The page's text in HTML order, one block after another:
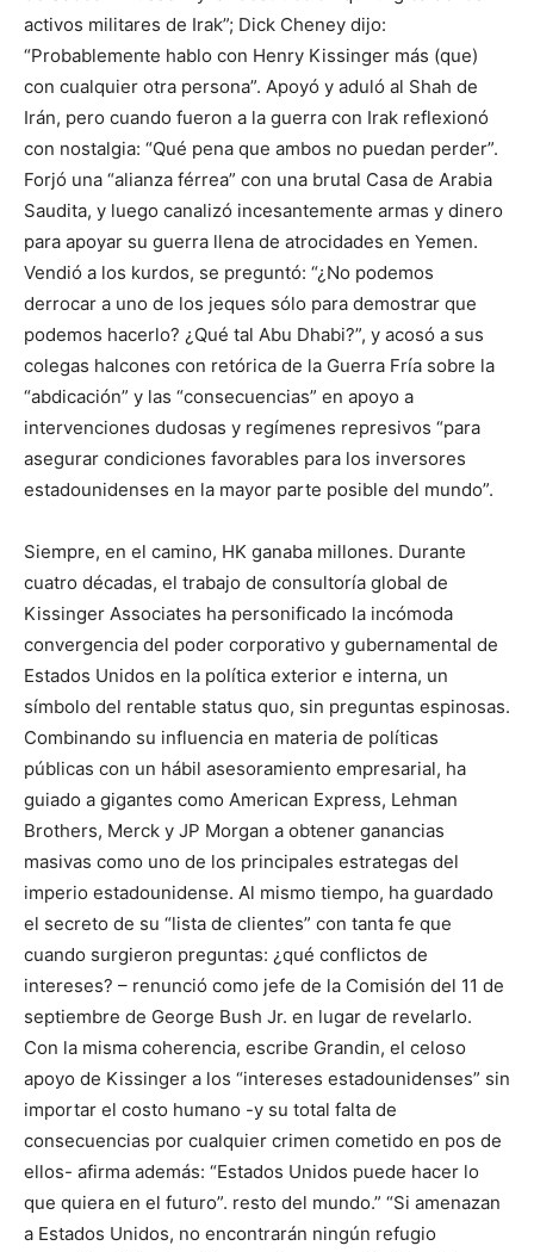
activos militares de Irak”; Dick Cheney dijo:
“Probablemente hablo con Henry Kissinger más (que)
con cualquier otra persona”. Apoyó y aduló al Shah de
Irán, pero cuando fueron a la guerra con Irak reflexionó
con nostalgia: “Qué pena que ambos no puedan perder”.
Forjó una “alianza férrea” con una brutal Casa de Arabia
Saudita, y luego canalizó incesantemente armas y dinero
para apoyar su guerra llena de atrocidades en Yemen.
Vendió a los kurdos, se preguntó: “¿No podemos
derrocar a uno de los jeques sólo para demostrar que
podemos hacerlo? ¿Qué tal Abu Dhabi?”, y acosó a sus
colegas halcones con retórica de la Guerra Fría sobre la
“abdicación” y las “consecuencias” en apoyo a
intervenciones dudosas y regímenes represivos “para
asegurar condiciones favorables para los inversores
estadounidenses en la mayor parte posible del mundo”.
Siempre, en el camino, HK ganaba millones. Durante
cuatro décadas, el trabajo de consultoría global de
Kissinger Associates ha personificado la incómoda
convergencia del poder corporativo y gubernamental de
Estados Unidos en la política exterior e interna, un
símbolo del rentable status quo, sin preguntas espinosas.
Combinando su influencia en materia de políticas
públicas con un hábil asesoramiento empresarial, ha
guiado a gigantes como American Express, Lehman
Brothers, Merck y JP Morgan a obtener ganancias
masivas como uno de los principales estrategas del
imperio estadounidense. Al mismo tiempo, ha guardado
el secreto de su “lista de clientes” con tanta fe que
cuando surgieron preguntas: ¿qué conflictos de
intereses? – renunció como jefe de la Comisión del 11 de
septiembre de George Bush Jr. en lugar de revelarlo.
Con la misma coherencia, escribe Grandin, el celoso
apoyo de Kissinger a los “intereses estadounidenses” sin
importar el costo humano -y su total falta de
consecuencias por cualquier crimen cometido en pos de
ellos- afirma además: “Estados Unidos puede hacer lo
que quiera en el futuro”. resto del mundo.” “Si amenazan
a Estados Unidos, no encontrarán ningún refugio